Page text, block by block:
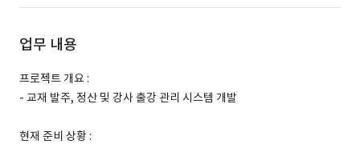
업무 내용
프로젝트 개요 :
- 교재 발주, 정산 및 강사 출강 관리 시스템 개발
현재 준비 상황 :